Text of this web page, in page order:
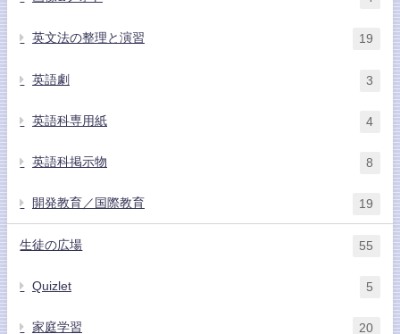
英文法の整理と演習 19
英語劇 3
英語科専用紙 4
英語科掲示物 8
開発教育／国際教育 19
生徒の広場 55
Quizlet 5
家庭学習 20